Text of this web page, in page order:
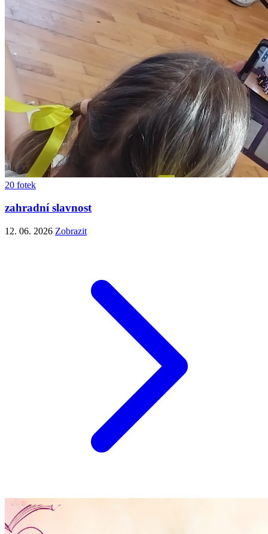
20 fotek
zahradní slavnost
12. 06. 2026 Zobrazit